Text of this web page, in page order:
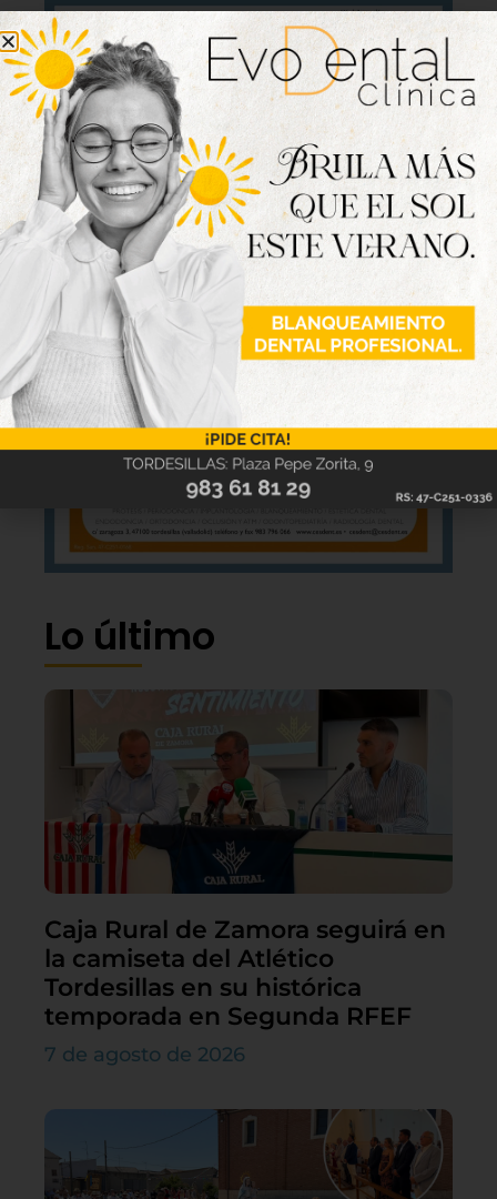
Lo último
Caja Rural de Zamora seguirá en
la camiseta del Atlético
Tordesillas en su histórica
temporada en Segunda RFEF
7 de agosto de 2026